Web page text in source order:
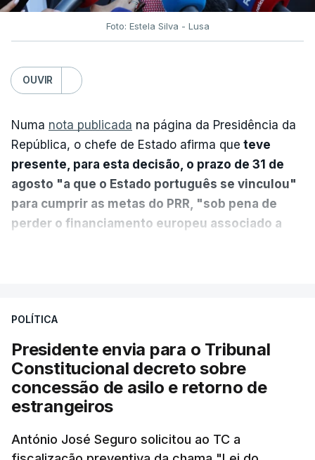
Foto: Estela Silva - Lusa
OUVIR
Numa nota publicada na página da Presidência da
República, o chefe de Estado afirma que teve
presente, para esta decisão, o prazo de 31 de
agosto "a que o Estado português se vinculou"
para cumprir as metas do PRR, "sob pena de
perder o financiamento europeu associado a
sistema mais simples, mais justo e transparente".
"Sempre que seja possível reduzir burocracias,
eliminar sobreposições e garantir que os apoios
chegam a quem mais necessita, estaremos a dar
um passo na direção certa", argumenta o
Presidente da República.
POLÍTICA
Presidente envia para o Tribunal
Constitucional decreto sobre
concessão de asilo e retorno de
estrangeiros
António José Seguro solicitou ao TC a